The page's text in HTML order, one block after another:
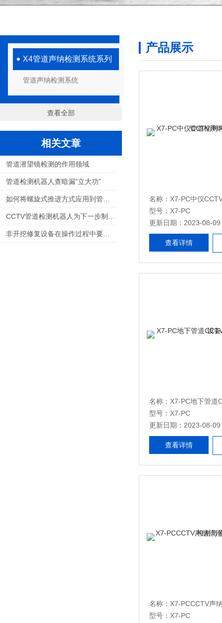
X4管道声纳检测系统系列
管道声纳检测系统
查看全部
相关文章
管道潜望镜检测的作用领域
管道检测机器人查暗漏“立大功”
产品展示
型号：X7-PC
更新日期：2023-08-09
查看详情
型号：X7-PC
更新日期：2023-08-09
查看详情
型号：X7-PC